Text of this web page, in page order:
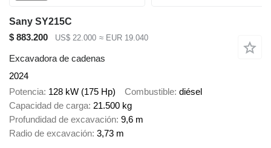
Sany SY215C
$ 883.200
US$ 22.000 ≈ EUR 19.040
Excavadora de cadenas
2024
Potencia 128 kW (175 Hp) Combustible diésel
Capacidad de carga 21.500 kg
Profundidad de excavación 9,6 m
Radio de excavación 3,73 m